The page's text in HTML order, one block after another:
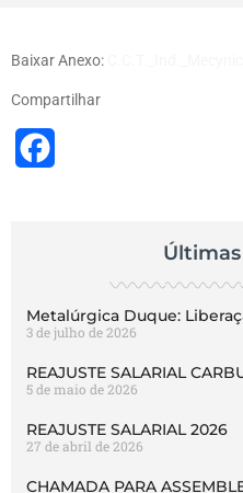
Baixar Anexo:
Compartilhar
Metalúrgica Duque:
3 de julho de 2026
REAJUSTE SALARIAL
5 de maio de 2026
REAJUSTE SALARIAL 2026
27 de abril de 2026
CHAMADA PARA